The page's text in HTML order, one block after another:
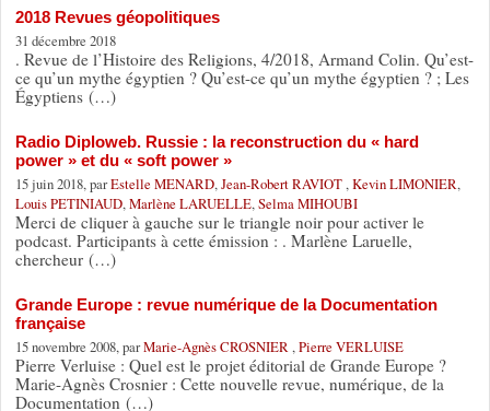
2018 Revues géopolitiques
31 décembre 2018
. Revue de l’Histoire des Religions, 4/2018, Armand Colin. Qu’est-
ce qu’un mythe égyptien ? Qu’est-ce qu’un mythe égyptien ? ; Les
Égyptiens (…)
Radio Diploweb. Russie : la reconstruction du « hard
power » et du « soft power »
15 juin 2018, parEstelle MENARD, Jean-Robert RAVIOT , Kevin LIMONIER,
Louis PETINIAUD, Marlène LARUELLE, Selma MIHOUBI
Merci de cliquer à gauche sur le triangle noir pour activer le
podcast. Participants à cette émission : . Marlène Laruelle,
chercheur (…)
Grande Europe : revue numérique de la Documentation
française
15 novembre 2008, parMarie-Agnès CROSNIER , Pierre VERLUISE
Pierre Verluise : Quel est le projet éditorial de Grande Europe ?
Marie-Agnès Crosnier : Cette nouvelle revue, numérique, de la
Documentation (…)